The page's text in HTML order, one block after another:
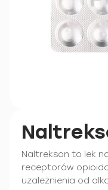
Naltrekson to lek
receptorów
uzależnienia od